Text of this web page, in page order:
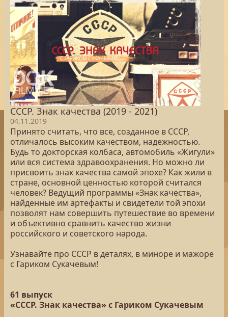
СССР. Знак качества (2019 - 2021)
04.11.2019
Принято считать, что все, созданное в СССР,
отличалось высоким качеством, надежностью.
Будь то докторская колбаса, автомобиль «Жигули»
или вся система здравоохранения. Но можно ли
присвоить знак качества самой эпохе? Как жили в
стране, основной ценностью которой считался
человек? Ведущий программы «Знак качества»,
найденные им артефакты и свидетели той эпохи
позволят нам совершить путешествие во времени
и объективно сравнить качество жизни
российского и советского народа.
Узнавайте про СССР в деталях, в миноре и мажоре
с Гариком Сукачевым!
61 выпуск
«СССР. Знак качества» с Гариком Сукачевым